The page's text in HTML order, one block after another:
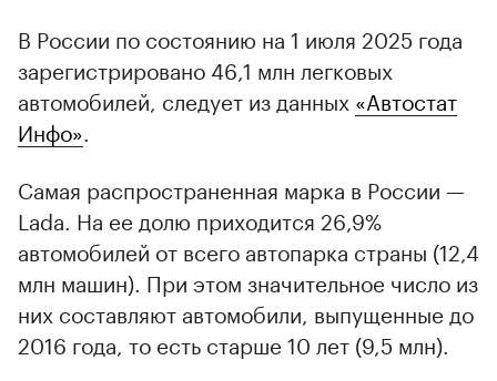
В России по состоянию на 1 июля 2025 года
зарегистрировано 46,1 млн легковых
автомобилей, следует из данных «Автостат
Инфо»
Самая распространенная марка в России —
Lada. На ее долю приходится 26,9%
автомобилей от всего автопарка страны (12,4
млн машин). При этом значительное число из
них составляют автомобили, выпущенные до
2016 года, то есть старше 10 лет (9,5 млн).